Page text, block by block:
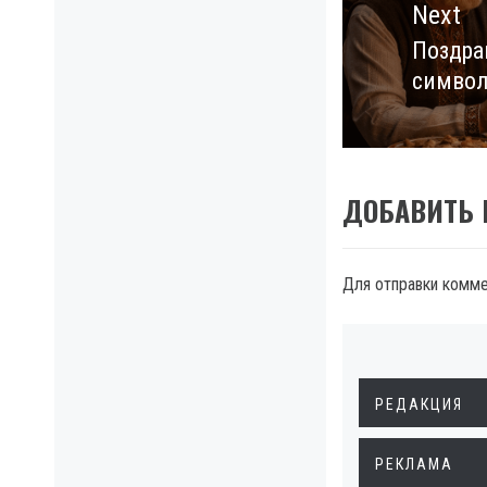
Next
Next
post:
ДОБАВИТЬ
Для отправки
РЕДАКЦИЯ
РЕКЛАМА